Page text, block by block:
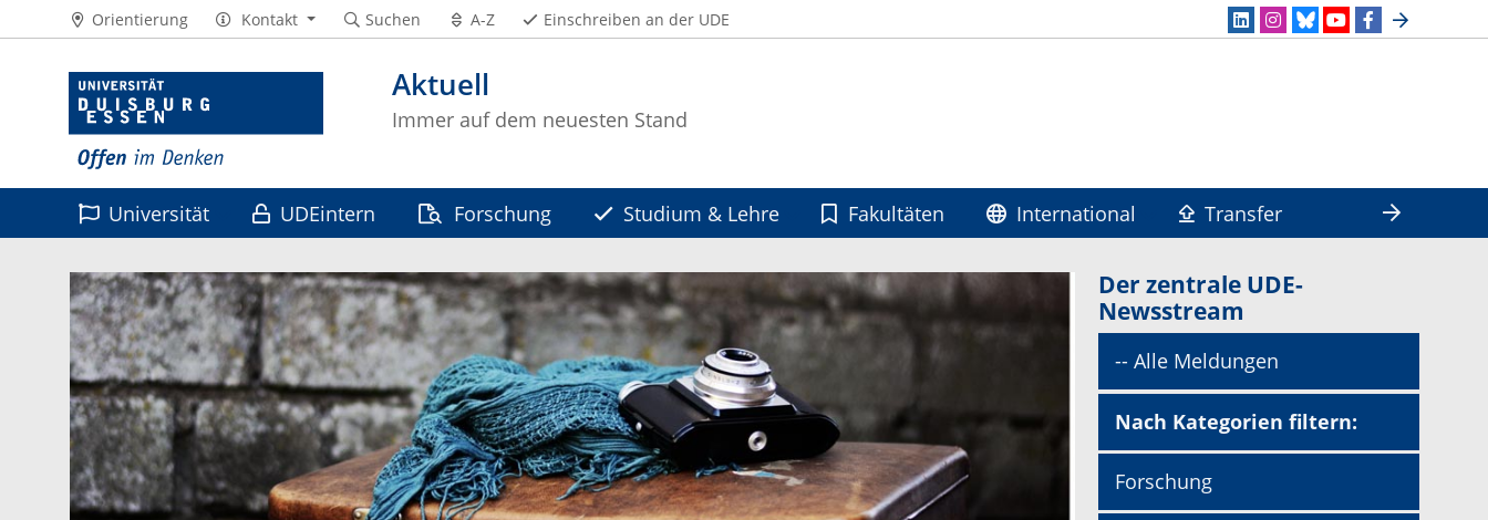
Aktuell
Immer auf dem neuesten Stand
Orientierung Kontakt Suchen A-Z Einschreiben an der UDE
Universität UDEintern Forschung Studium & Lehre Fakultäten International
Transfer
Der zentrale UDE-
Newsstream
-- Alle Meldungen
Nach Kategorien filtern:
Forschung